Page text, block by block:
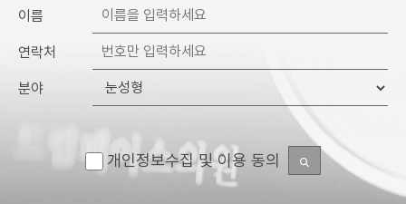
이름
연락처
분야
개인정보수집 및 이용 동의